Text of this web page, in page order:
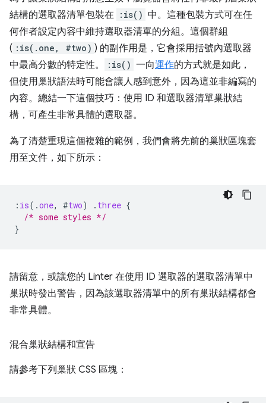
結構的選取器清單包裝在 :is() 中。這種包裝方式可在任
何作者設定內容中維持選取器清單的分組。這個群組
( :is(.one, #two) ) 的副作用是，它會採用括號內選取器
中最高分數的特定性。
:is() 一向運作的方式就是如此，
但使用巢狀語法時可能會讓人感到意外，因為這並非編寫的
內容。總結一下這個技巧：使用 ID 和選取器清單巢狀結
構，可產生非常具體的選取器。
為了清楚重現這個複雜的範例，我們會將先前的巢狀區塊套
用至文件，如下所示：
: is( .one, #two) . three {
/* some styles */
}
請留意，或讓您的 Linter 在使用 ID 選取器的選取器清單中
巢狀時發出警告，因為該選取器清單中的所有巢狀結構都會
非常具體。
混合巢狀結構和宣告
請參考下列巢狀 CSS 區塊：